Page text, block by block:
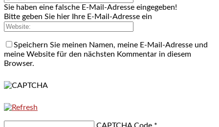
Sie haben eine falsche E-Mail-Adresse eingegeben!
Bitte geben Sie hier Ihre E-Mail-Adresse ein
Speichern Sie meinen Namen, meine E-Mail-Adresse und
meine Website für den nächsten Kommentar in diesem
Browser.
CAPTCHA Code *